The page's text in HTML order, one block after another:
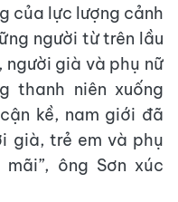
của lực lượng cảnh
người từ trên lầu
già và phụ nữ
thanh niên xuống
kề, nam giới đã
già, trẻ em và phụ
ông Sơn xúc